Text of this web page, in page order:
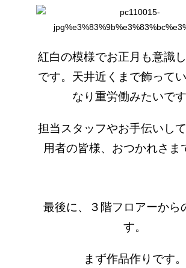
紅白の模様でお正月も意識
です。天井近くまで飾って
なり重労働みたいです
担当スタッフやお手伝いし
用者の皆様、おつかれさま
最後に、３階フロアーから
す。
まず作品作りです。